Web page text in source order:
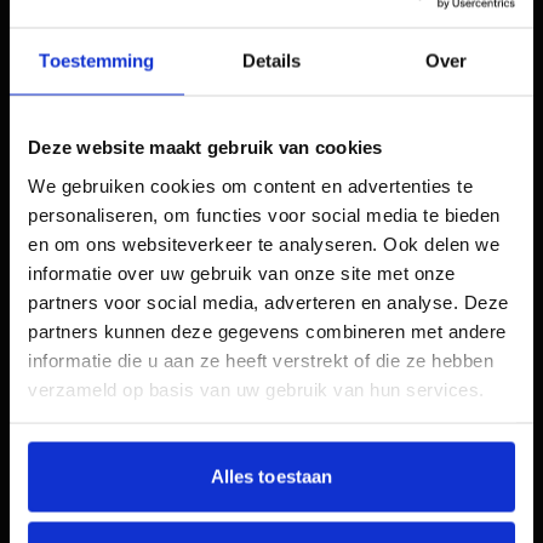
Toestemming Details Over
Deze website maakt gebruik van cookies
We gebruiken cookies om content en advertenties te
personaliseren, om functies voor social media te bieden
en om ons websiteverkeer te analyseren. Ook delen we
informatie over uw gebruik van onze site met onze
partners voor social media, adverteren en analyse. Deze
partners kunnen deze gegevens combineren met andere
informatie die u aan ze heeft verstrekt of die ze hebben
verzameld op basis van uw gebruik van hun services.
Alles toestaan
en vergroot de kans dat gebruikers op je
advertenties klikken.
relevante advertentie met een hoog
kwaliteitsscore trekt meer potentiële klanten
aan en verhoogt de klikfrequentie. Google
beloont advertenties met een hogere CTR,
omdat dit aangeeft dat ze relevant zijn voor
de zoekopdrachten van gebruikers.
Betere advertentie-extensies: Met een hoge
kwaliteitsscore kun je in aanmerking komen
voor meer en betere advertentie-extensies.
informatie toe aan je advertenties, zoals
locatiegegevens, oproepknoppen of sitelinks,
advertenties verbetert.